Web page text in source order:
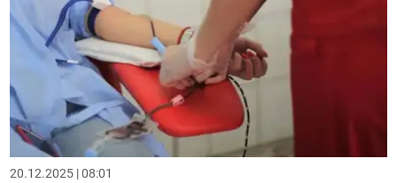
20.12.2025 | 08:01